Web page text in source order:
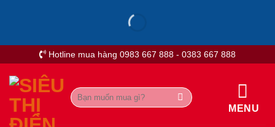
Hotline mua hàng 0983 667 888 - 0383 667 888
Tìm
kiếm:
MENU